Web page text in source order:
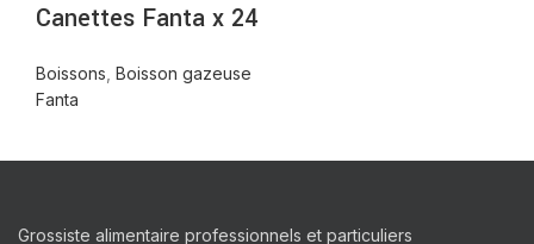
Canettes Fanta x 24
Boissons Boisson gazeuse
Fanta
Grossiste alimentaire professionnels et particuliers